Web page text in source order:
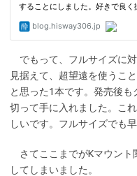
でもって、フルサイズに
見据えて、超望遠を使うこ
と思った1本です。発売後
切って手に入れました。こ
しいです。フルサイズでも
さてここまでがKマウント
してしまいました。